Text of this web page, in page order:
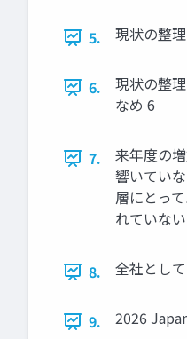
5. 現状の整理
6.
現状の整
なめ 6
7.
来年度の
響いてい
層にとっ
れていな
8. 全社とし
9. 2026